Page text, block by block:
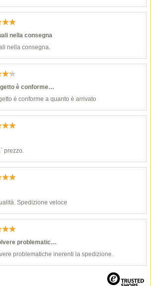
nella consegna
nella consegna.
è conforme…
è conforme a quanto è arrivato
prezzo.
Spedizione veloce
problematic…
problematiche inerenti la spedizione.